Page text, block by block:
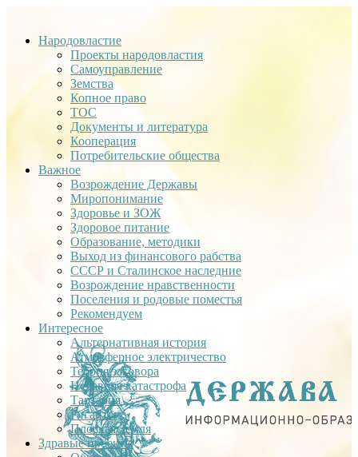
Народовластие
Проекты народовластия
Самоуправление
Земства
Копное право
ТОС
Документы и литература
Кооперация
Потребительские общества
Важное
Возрождение Державы
Миропонимание
Здоровье и ЗОЖ
Здоровое питание
Образование, методики
Выход из финансового рабства
СССР и Сталинское наследние
Возрождение нравственности
Поселения и родовые поместья
Рекомендуем
Интересное
Альтернативная история
Атмосферное электричество
Теория заговора
Недавняя катастрофа
Тартария
Гиганты
Плоская Земля
Здравые проекты